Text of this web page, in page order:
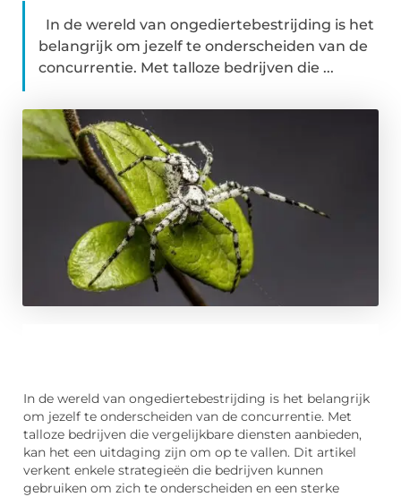
In de wereld van ongediertebestrijding is het
belangrijk om jezelf te onderscheiden van de
concurrentie. Met talloze bedrijven die ...
In de wereld van ongediertebestrijding is het belangrijk
om jezelf te onderscheiden van de concurrentie. Met
talloze bedrijven die vergelijkbare diensten aanbieden,
kan het een uitdaging zijn om op te vallen. Dit artikel
verkent enkele strategieën die bedrijven kunnen
gebruiken om zich te onderscheiden en een sterke